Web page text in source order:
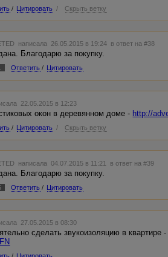
/ Цитировать / Скрыть ветку
написала 26.05.2015 в 19:24 в ответ на #38
Благодарю за покупку.
Ответить / Цитировать
22.05.2015 в 12:23
окон в деревянном доме - http://
/ Цитировать / Скрыть ветку
написала 04.07.2015 в 11:21 в ответ на #39
Благодарю за покупку.
Ответить / Цитировать
27.05.2015 в 08:30
сделать звукоизоляцию в квартире